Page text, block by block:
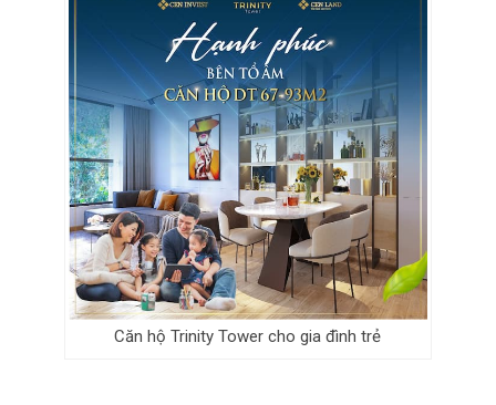
Căn hộ Trinity Tower cho gia đình trẻ